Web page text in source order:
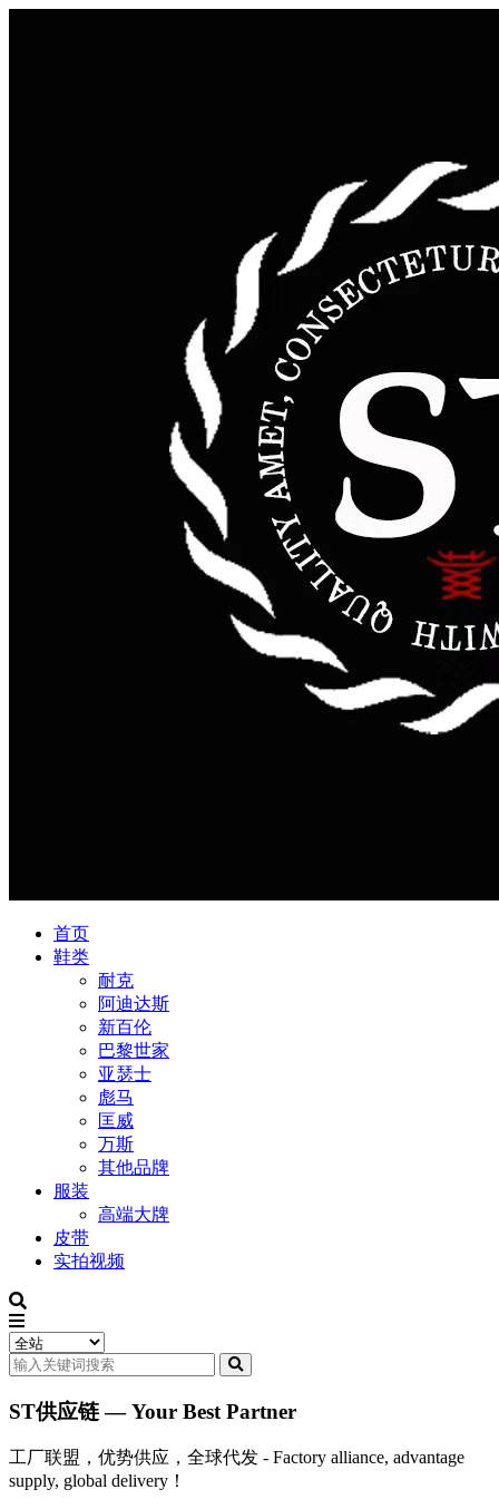
首页
鞋类
耐克
阿迪达斯
新百伦
巴黎世家
亚瑟士
彪马
匡威
万斯
其他品牌
服装
高端大牌
皮带
实拍视频
ST供应链 — Your Best Partner
工厂联盟，优势供应，全球代发 - Factory alliance, advantage
supply, global delivery！